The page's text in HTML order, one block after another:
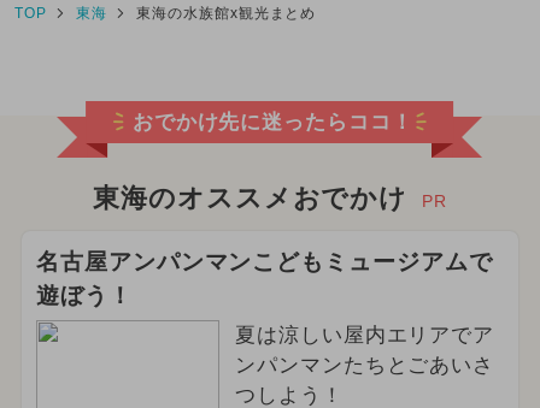
TOP 東海 東海の水族館x観光まとめ
おでかけ先に迷ったらココ！
東海のオススメおでかけ PR
名古屋アンパンマンこどもミュージアムで
遊ぼう！
夏は涼しい屋内エリアでア
ンパンマンたちとごあいさ
つしよう！